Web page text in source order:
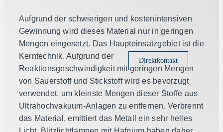
Direktkontakt
Aufgrund der schwierigen und kostenintensiven
Gewinnung wird dieses Material nur in geringen
Mengen eingesetzt. Das Haupteinsatzgebiet ist die
Kerntechnik. Aufgrund der
Reaktionsgeschwindigkeit mit geringen Mengen
von Sauerstoff und Stickstoff wird es bevorzugt
verwendet, um kleinste Mengen dieser Stoffe aus
Ultrahochvakuum-Anlagen zu entfernen. Verbrennt
das Material, emittiert das Metall ein sehr helles